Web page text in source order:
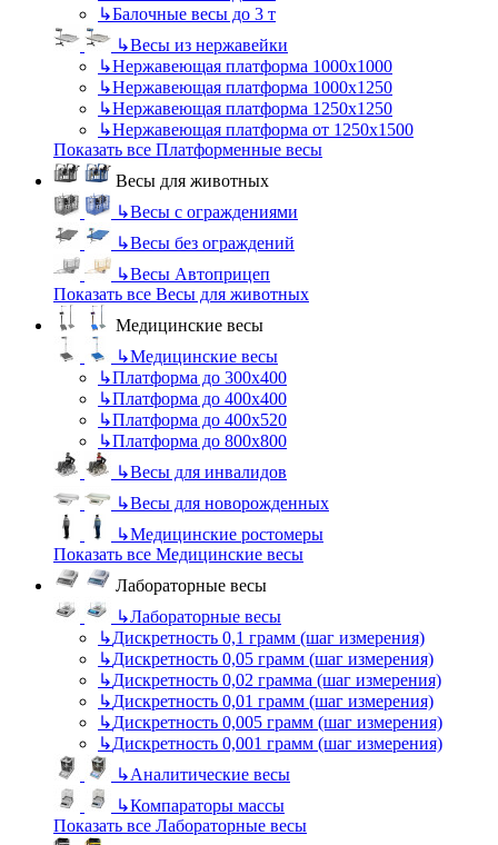
↳Балочные весы до 3 т
↳Весы из нержавейки
↳Нержавеющая платформа 1000х1000
↳Нержавеющая платформа 1000х1250
↳Нержавеющая платформа 1250х1250
↳Нержавеющая платформа от 1250х1500
Показать все Платформенные весы
Весы для животных
↳Весы с ограждениями
↳Весы без ограждений
↳Весы Автоприцеп
Показать все Весы для животных
Медицинские весы
↳Медицинские весы
↳Платформа до 300х400
↳Платформа до 400х400
↳Платформа до 400х520
↳Платформа до 800х800
↳Весы для инвалидов
↳Весы для новорожденных
↳Медицинские ростомеры
Показать все Медицинские весы
Лабораторные весы
↳Лабораторные весы
↳Дискретность 0,1 грамм (шаг измерения)
↳Дискретность 0,05 грамм (шаг измерения)
↳Дискретность 0,02 грамма (шаг измерения)
↳Дискретность 0,01 грамм (шаг измерения)
↳Дискретность 0,005 грамм (шаг измерения)
↳Дискретность 0,001 грамм (шаг измерения)
↳Аналитические весы
↳Компараторы массы
Показать все Лабораторные весы